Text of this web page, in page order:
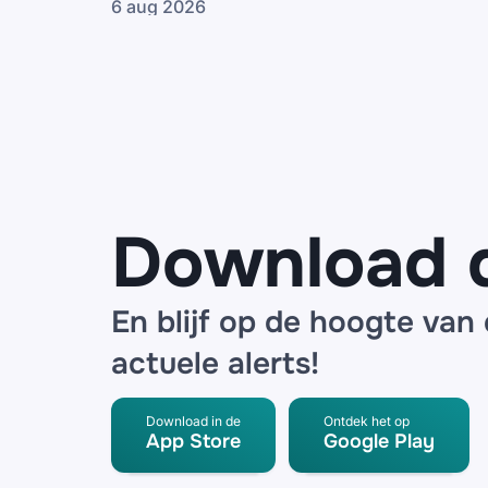
6 aug 2026
Download
En blijf op de hoogte van
actuele alerts!
Download in de
App Store
Ontdek het op
Google Play